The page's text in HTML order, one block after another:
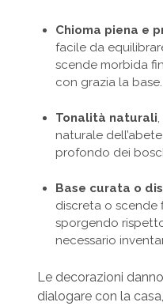
Chioma piena e
facile da
scende morbida
con grazia la base.
Tonalità naturali
naturale
profondo dei
Base curata o
discreta o scende
sporgendo
necessario
Le decorazioni
dialogare con la